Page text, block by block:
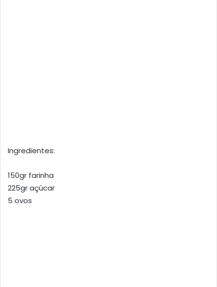
Ingredientes:
150gr farinha
225gr açúcar
5 ovos